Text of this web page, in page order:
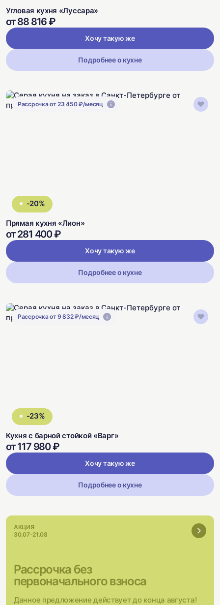
Угловая кухня «Луссара»
от 88 816 ₽
Хочу такую же
Подробнее о кухне
Рассрочка от 23 450 ₽/месяц
-20%
Прямая кухня «Лион»
от 281 400 ₽
Хочу такую же
Подробнее о кухне
Рассрочка от 9 832 ₽/месяц
-23%
Кухня с барной стойкой «Варг»
от 117 980 ₽
Хочу такую же
Подробнее о кухне
АКЦИЯ
30.07-21.08
Рассрочка без
первоначального взноса
Данное предложение действует до конца августа!